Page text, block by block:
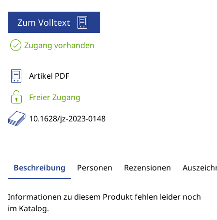
Zum Volltext
Zugang vorhanden
Artikel PDF
Freier Zugang
10.1628/jz-2023-0148
Beschreibung Personen Rezensionen
Informationen zu diesem Produkt fehlen leider noch
im Katalog.